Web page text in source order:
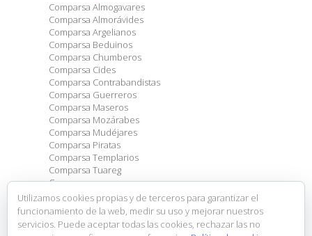
Comparsa Almogavares
Comparsa Almorávides
Comparsa Argelianos
Comparsa Beduinos
Comparsa Chumberos
Comparsa Cides
Comparsa Contrabandistas
Comparsa Guerreros
Comparsa Maseros
Comparsa Mozárabes
Comparsa Mudéjares
Comparsa Piratas
Comparsa Templarios
Comparsa Tuareg
Comparsas
Eventos
General
Sin categoría
Utilizamos cookies propias y de terceros para garantizar el
funcionamiento de la web, medir su uso y mejorar nuestros
servicios. Puede aceptar todas las cookies, rechazar las no